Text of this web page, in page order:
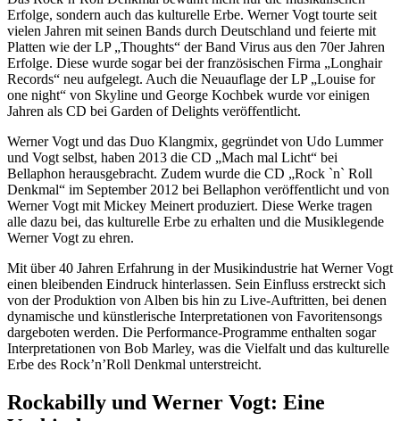
Erfolge, sondern auch das kulturelle Erbe. Werner Vogt tourte seit
vielen Jahren mit seinen Bands durch Deutschland und feierte mit
Platten wie der LP „Thoughts“ der Band Virus aus den 70er Jahren
Erfolge. Diese wurde sogar bei der französischen Firma „Longhair
Records“ neu aufgelegt. Auch die Neuauflage der LP „Louise for
one night“ von Skyline und George Kochbek wurde vor einigen
Jahren als CD bei Garden of Delights veröffentlicht.
Werner Vogt und das Duo Klangmix, gegründet von Udo Lummer
und Vogt selbst, haben 2013 die CD „Mach mal Licht“ bei
Bellaphon herausgebracht. Zudem wurde die CD „Rock `n` Roll
Denkmal“ im September 2012 bei Bellaphon veröffentlicht und von
Werner Vogt mit Mickey Meinert produziert. Diese Werke tragen
alle dazu bei, das kulturelle Erbe zu erhalten und die Musiklegende
Werner Vogt zu ehren.
Mit über 40 Jahren Erfahrung in der Musikindustrie hat Werner Vogt
einen bleibenden Eindruck hinterlassen. Sein Einfluss erstreckt sich
von der Produktion von Alben bis hin zu Live-Auftritten, bei denen
dynamische und künstlerische Interpretationen von Favoritensongs
dargeboten werden. Die Performance-Programme enthalten sogar
Interpretationen von Bob Marley, was die Vielfalt und das kulturelle
Erbe des Rock’n’Roll Denkmal unterstreicht.
Rockabilly und Werner Vogt: Eine